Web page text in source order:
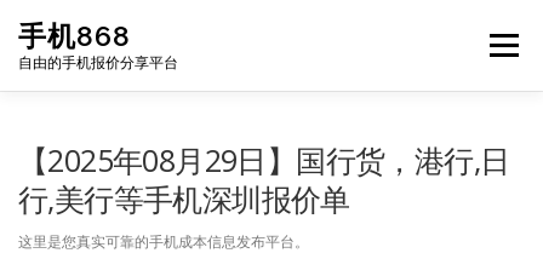
content
手机868
自由的手机报价分享平台
Menu
【2025年08月29日】国行货，港行,日
行,美行等手机深圳报价单
这里是您真实可靠的手机成本信息发布平台。